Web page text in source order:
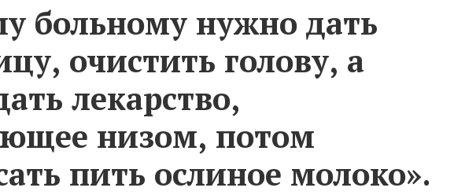
больному нужно дать
очистить голову, а
лекарство,
низом, потом
пить ослиное молоко».